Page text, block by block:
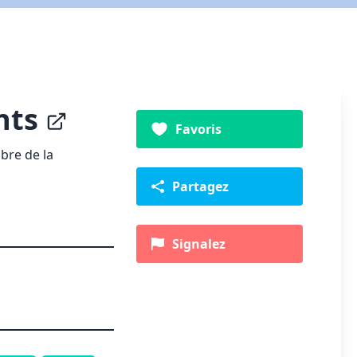
de la
Favoris
Partagez
Signalez